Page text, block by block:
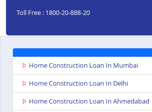
Toll Free : 1800-20-888-20
Home Construction Loan In Mumbai
Home Construction Loan In Delhi
Home Construction Loan In Ahmedabad